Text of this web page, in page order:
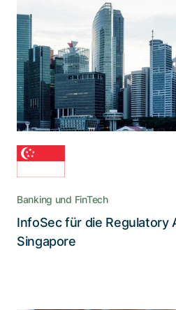
Die von Adnovum
Geschäftsabläufe und
Banking und FinTech
InfoSec für die Regulatory
Singapore